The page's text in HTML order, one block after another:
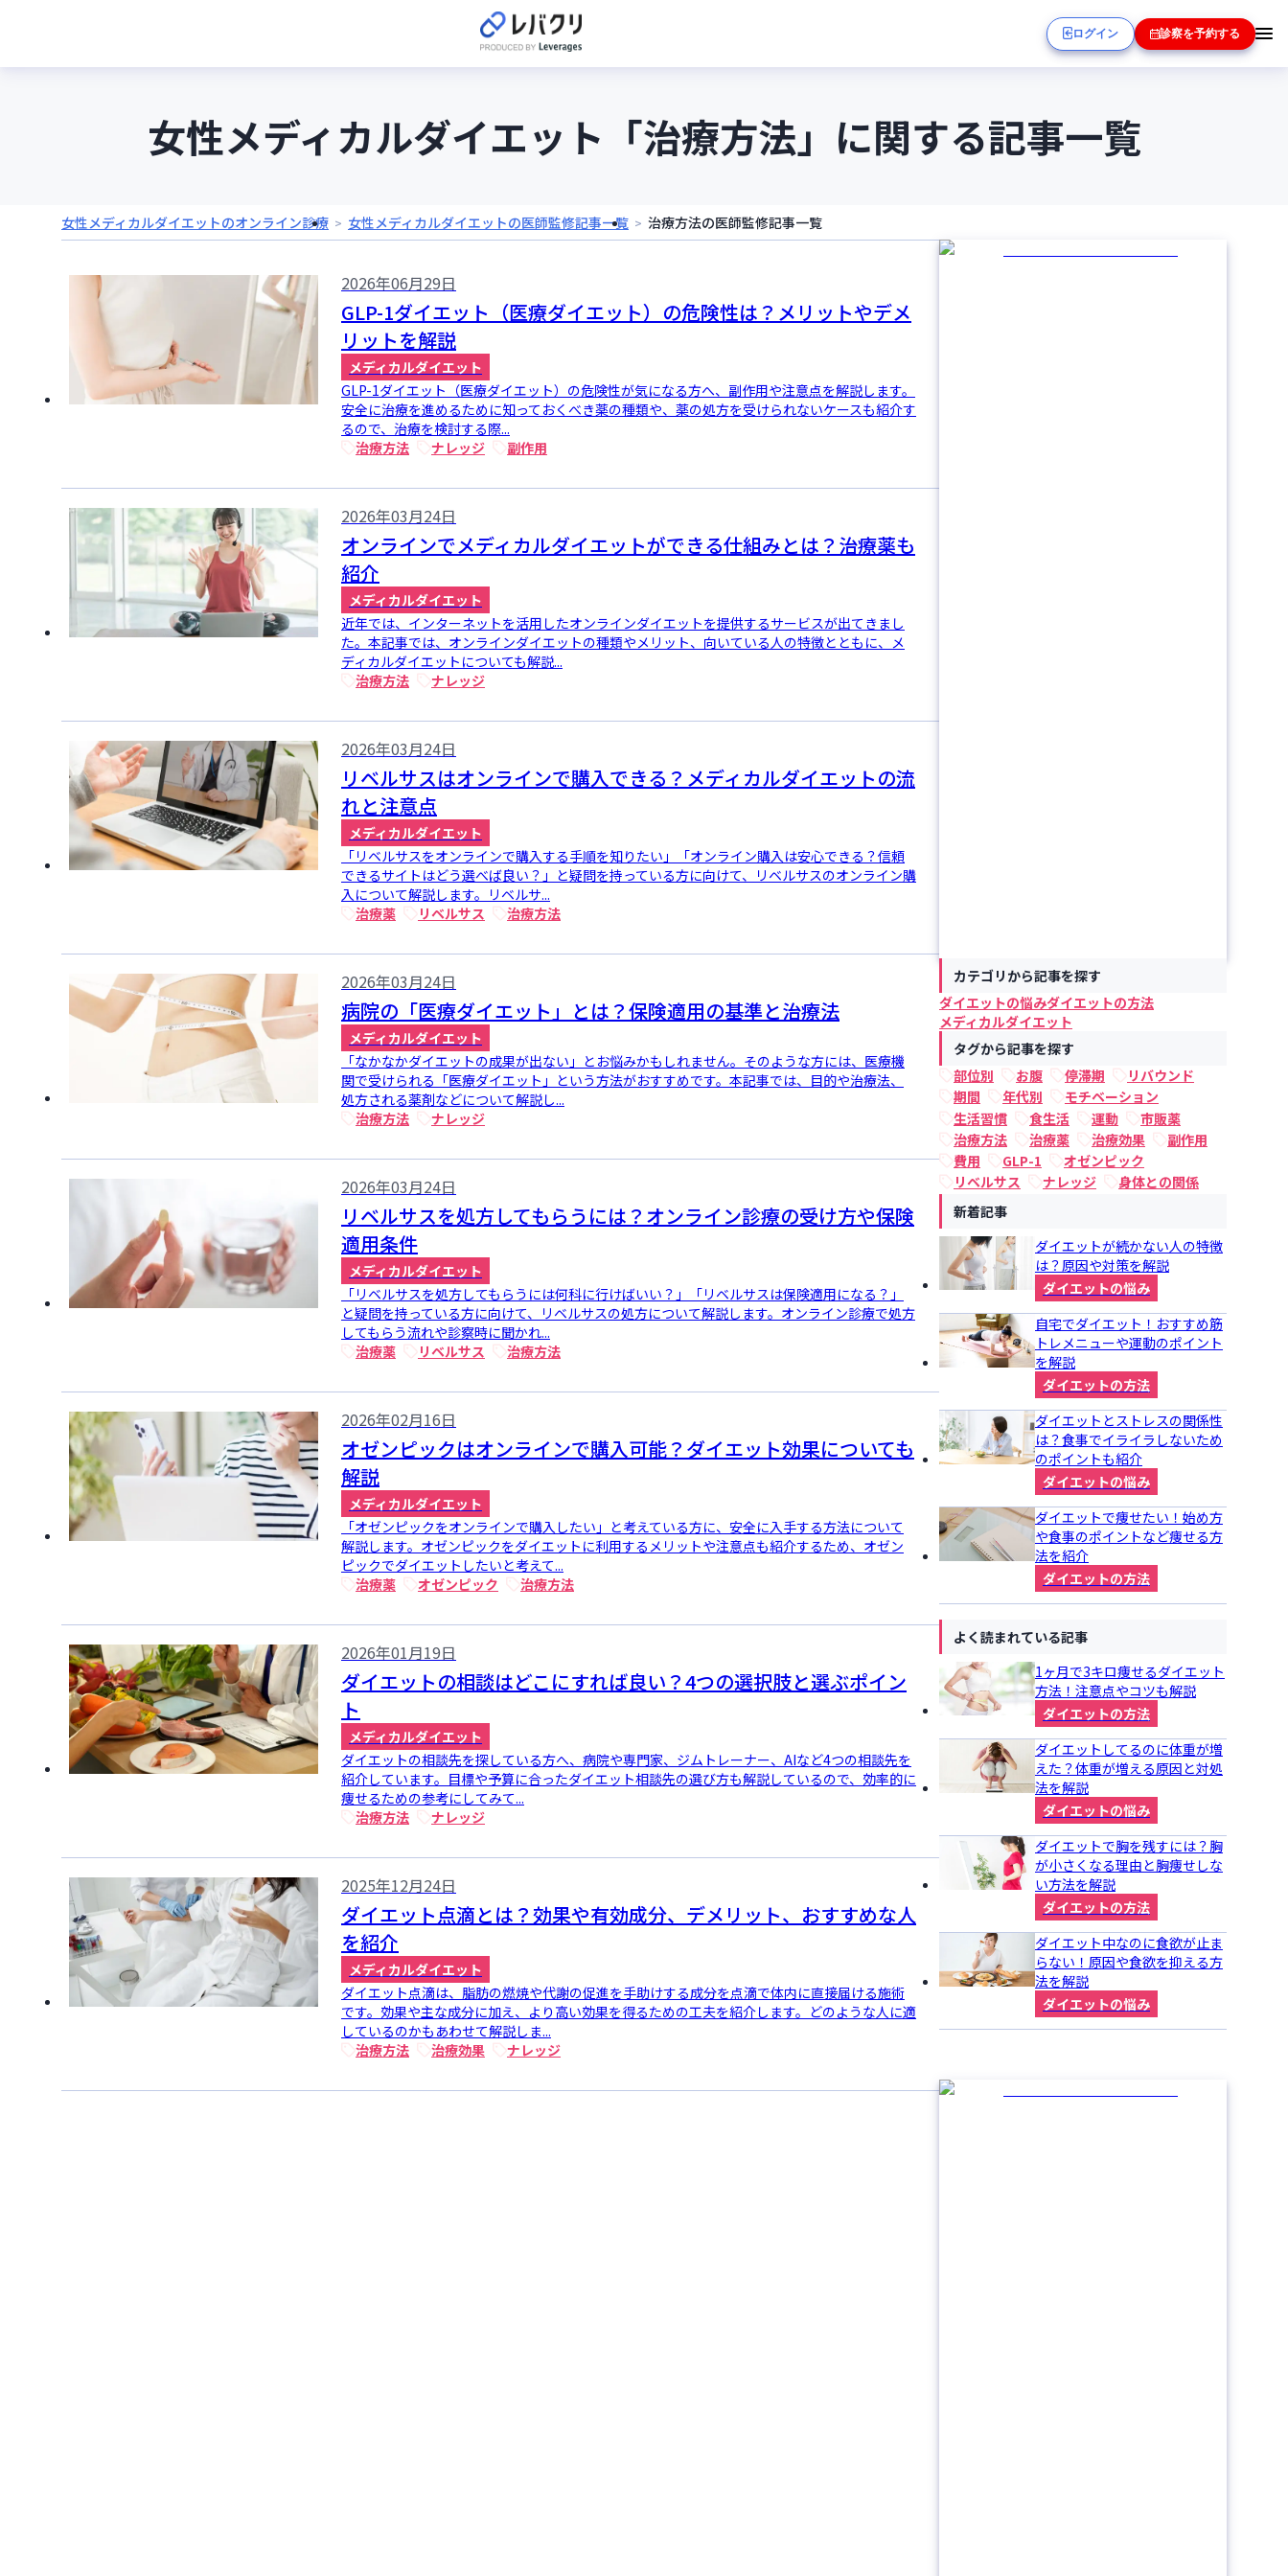
ログイン 診察を予約する
女性メディカルダイエット「治療方法」に関する記事一覧
女性メディカルダイエットのオンライン診療 女性メディカルダイエットの医師監修記事一覧 治療方法の医師監修記事一覧
2026年06月29日
GLP-1ダイエット（医療ダイエット）の危険性は？メリットやデメ
リットを解説
メディカルダイエット
GLP-1ダイエット（医療ダイエット）の危険性が気になる方へ、副作用や注意点を解説します。
安全に治療を進めるために知っておくべき薬の種類や、薬の処方を受けられないケースも紹介す
るので、治療を検討する際...
治療方法
ナレッジ 副作用
2026年03月24日
オンラインでメディカルダイエットができる仕組みとは？治療薬も
紹介
メディカルダイエット
近年では、インターネットを活用したオンラインダイエットを提供するサービスが出てきまし
た。本記事では、オンラインダイエットの種類やメリット、向いている人の特徴とともに、メ
ディカルダイエットについても解説...
治療方法
ナレッジ
2026年03月24日
リベルサスはオンラインで購入できる？メディカルダイエットの流
れと注意点
メディカルダイエット
「リベルサスをオンラインで購入する手順を知りたい」「オンライン購入は安心できる？信頼
できるサイトはどう選べば良い？」と疑問を持っている方に向けて、リベルサスのオンライン購
入について解説します。リベルサ...
治療薬
リベルサス 治療方法
2026年03月24日
病院の「医療ダイエット」とは？保険適用の基準と治療法
メディカルダイエット
「なかなかダイエットの成果が出ない」とお悩みかもしれません。そのような方には、医療機
関で受けられる「医療ダイエット」という方法がおすすめです。本記事では、目的や治療法、
処方される薬剤などについて解説し...
治療方法
ナレッジ
2026年03月24日
リベルサスを処方してもらうには？オンライン診療の受け方や保険
適用条件
メディカルダイエット
「リベルサスを処方してもらうには何科に行けばいい？」「リベルサスは保険適用になる？」
と疑問を持っている方に向けて、リベルサスの処方について解説します。オンライン診療で処方
してもらう流れや診察時に聞かれ...
治療薬
リベルサス 治療方法
2026年02月16日
オゼンピックはオンラインで購入可能？ダイエット効果についても
解説
メディカルダイエット
「オゼンピックをオンラインで購入したい」と考えている方に、安全に入手する方法について
解説します。オゼンピックをダイエットに利用するメリットや注意点も紹介するため、オゼン
ピックでダイエットしたいと考えて...
治療薬
オゼンピック 治療方法
2026年01月19日
ダイエットの相談はどこにすれば良い？4つの選択肢と選ぶポイン
ト
メディカルダイエット
ダイエットの相談先を探している方へ、病院や専門家、ジムトレーナー、AIなど4つの相談先を
紹介しています。目標や予算に合ったダイエット相談先の選び方も解説しているので、効率的に
痩せるための参考にしてみて...
治療方法
ナレッジ
2025年12月24日
ダイエット点滴とは？効果や有効成分、デメリット、おすすめな人
を紹介
メディカルダイエット
ダイエット点滴は、脂肪の燃焼や代謝の促進を手助けする成分を点滴で体内に直接届ける施術
です。効果や主な成分に加え、より高い効果を得るための工夫を紹介します。どのような人に適
しているのかもあわせて解説しま...
治療方法
治療効果 ナレッジ
カテゴリから記事を探す
ダイエットの悩みダイエットの方法
メディカルダイエット
タグから記事を探す
部位別
お腹 停滞期
リバウンド
期間
年代別
モチベーション
生活習慣
食生活 運動
市販薬
治療方法
治療薬 治療効果
副作用
費用
GLP-1
オゼンピック
リベルサス
ナレッジ
身体との関係
新着記事
ダイエットが続かない人の特徴
は？原因や対策を解説
ダイエットの悩み
自宅でダイエット！おすすめ筋
トレメニューや運動のポイント
を解説
ダイエットの方法
ダイエットとストレスの関係性
は？食事でイライラしないため
のポイントも紹介
ダイエットの悩み
ダイエットで痩せたい！始め方
や食事のポイントなど痩せる方
法を紹介
ダイエットの方法
よく読まれている記事
1ヶ月で3キロ痩せるダイエット
方法！注意点やコツも解説
ダイエットの方法
ダイエットしてるのに体重が増
えた？体重が増える原因と対処
法を解説
ダイエットの悩み
ダイエットで胸を残すには？胸
が小さくなる理由と胸痩せしな
い方法を解説
ダイエットの方法
ダイエット中なのに食欲が止ま
らない！原因や食欲を抑える方
法を解説
ダイエットの悩み